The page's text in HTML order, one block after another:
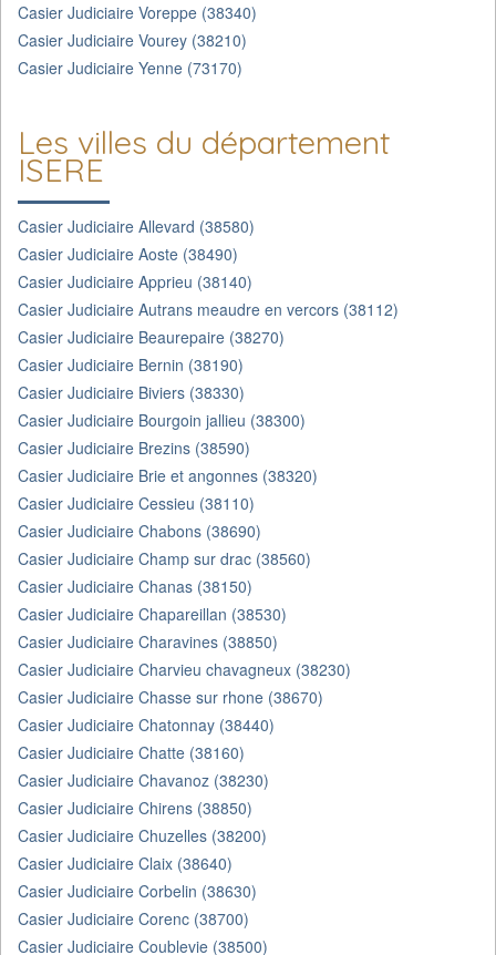
Casier Judiciaire Voreppe (38340)
Casier Judiciaire Vourey (38210)
Casier Judiciaire Yenne (73170)
Les villes du département
ISERE
Casier Judiciaire Allevard (38580)
Casier Judiciaire Aoste (38490)
Casier Judiciaire Apprieu (38140)
Casier Judiciaire Autrans meaudre en vercors (38112)
Casier Judiciaire Beaurepaire (38270)
Casier Judiciaire Bernin (38190)
Casier Judiciaire Biviers (38330)
Casier Judiciaire Bourgoin jallieu (38300)
Casier Judiciaire Brezins (38590)
Casier Judiciaire Brie et angonnes (38320)
Casier Judiciaire Cessieu (38110)
Casier Judiciaire Chabons (38690)
Casier Judiciaire Champ sur drac (38560)
Casier Judiciaire Chanas (38150)
Casier Judiciaire Chapareillan (38530)
Casier Judiciaire Charavines (38850)
Casier Judiciaire Charvieu chavagneux (38230)
Casier Judiciaire Chasse sur rhone (38670)
Casier Judiciaire Chatonnay (38440)
Casier Judiciaire Chatte (38160)
Casier Judiciaire Chavanoz (38230)
Casier Judiciaire Chirens (38850)
Casier Judiciaire Chuzelles (38200)
Casier Judiciaire Claix (38640)
Casier Judiciaire Corbelin (38630)
Casier Judiciaire Corenc (38700)
Casier Judiciaire Coublevie (38500)